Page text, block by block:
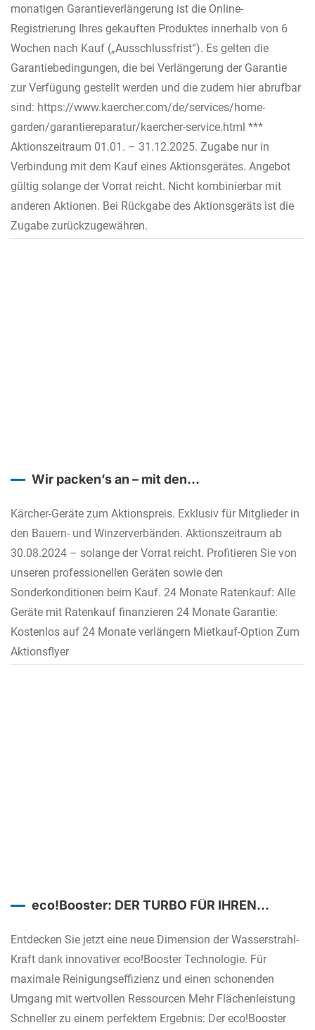
monatigen Garantieverlängerung ist die Online-
Registrierung Ihres gekauften Produktes innerhalb von 6
Wochen nach Kauf („Ausschlussfrist“). Es gelten die
Garantiebedingungen, die bei Verlängerung der Garantie
zur Verfügung gestellt werden und die zudem hier abrufbar
sind: https://www.kaercher.com/de/services/home-
garden/garantiereparatur/kaercher-service.html ***
Aktionszeitraum 01.01. – 31.12.2025. Zugabe nur in
Verbindung mit dem Kauf eines Aktionsgerätes. Angebot
gültig solange der Vorrat reicht. Nicht kombinierbar mit
anderen Aktionen. Bei Rückgabe des Aktionsgeräts ist die
Zugabe zurückzugewähren.
Wir packen’s an – mit den
Kärcher-Geräte zum Aktionspreis. Exklusiv für Mitglieder in
den Bauern- und Winzerverbänden. Aktionszeitraum ab
30.08.2024 – solange der Vorrat reicht. Profitieren Sie von
unseren professionellen Geräten sowie den
Sonderkonditionen beim Kauf. 24 Monate Ratenkauf: Alle
Geräte mit Ratenkauf finanzieren 24 Monate Garantie:
Kostenlos auf 24 Monate verlängern Mietkauf-Option Zum
Aktionsflyer
eco!Booster: DER TURBO FÜR IHREN
Entdecken Sie jetzt eine neue Dimension der Wasserstrahl-
Kraft dank innovativer eco!Booster Technologie. Für
maximale Reinigungseffizienz und einen schonenden
Umgang mit wertvollen Ressourcen Mehr Flächenleistung
Schneller zu einem perfektem Ergebnis: Der eco!Booster